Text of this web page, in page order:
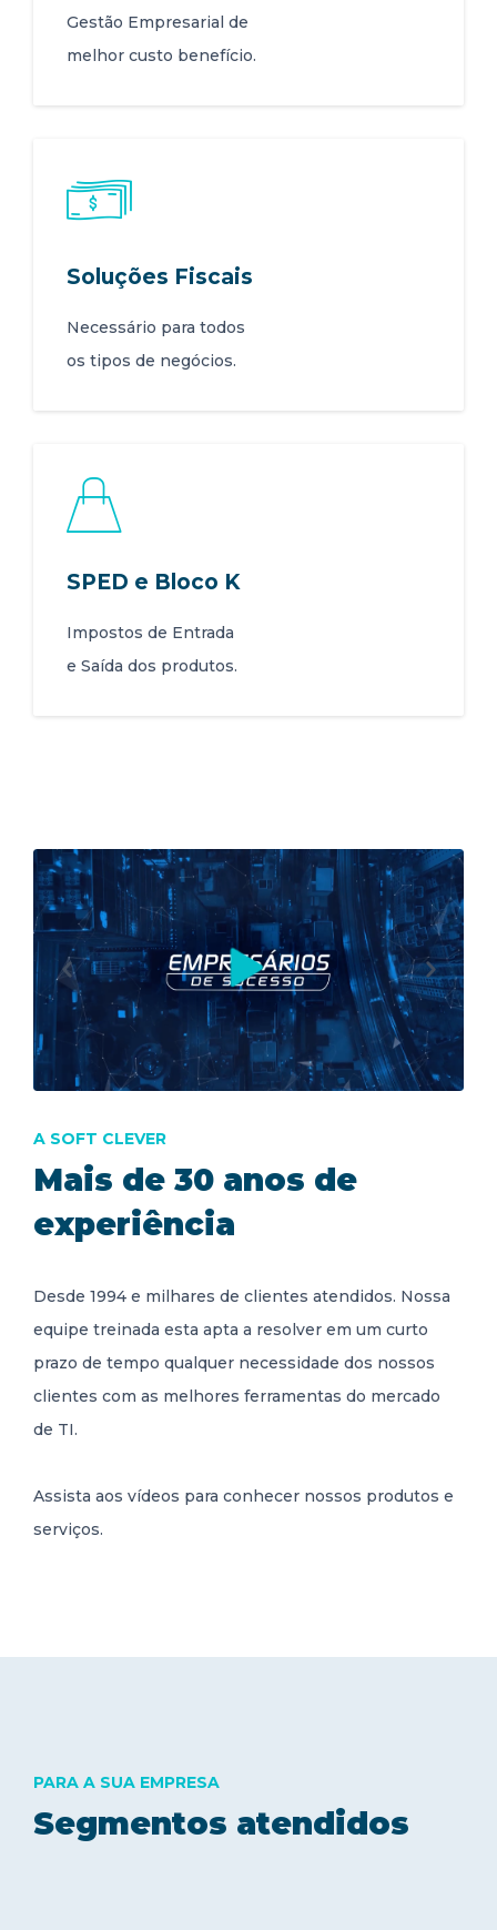
Gestão Empresarial de
melhor custo benefício.
Soluções Fiscais
Necessário para todos
os tipos de negócios.
SPED e Bloco K
Impostos de Entrada
e Saída dos produtos.
Mais de 30 anos de
experiência
A SOFT CLEVER
Desde 1994 e milhares de clientes atendidos. Nossa
equipe treinada esta apta a resolver em um curto
prazo de tempo qualquer necessidade dos nossos
clientes com as melhores ferramentas do mercado
de TI.
Assista aos vídeos para conhecer nossos produtos e
serviços.
Segmentos atendidos
PARA A SUA EMPRESA